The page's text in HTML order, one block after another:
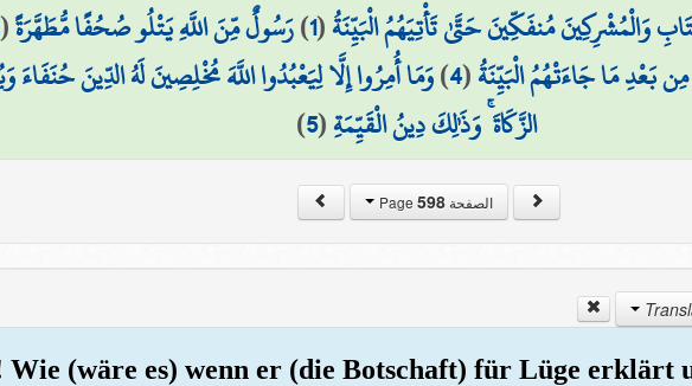
مُنفَكِّينَ حَتَّىٰ تَأْتِيَهُمُ الْبَيِّنَةُ(
1
)رَسُولٌ مِّنَ اللَّهِ يَتْلُو صُحُفًا مُّطَهَّرَةً(
بَعْدِ مَا جَاءَتْهُمُ الْبَيِّنَةُ(
4
)وَمَا أُمِرُوا إِلَّا لِيَعْبُدُوا اللَّهَ مُخْلِصِينَ لَهُ الدِّينَ حُنَفَاءَ
الزَّكَاةَ ۚ وَذَٰلِكَ دِينُ الْقَيِّمَةِ(
5
)
الصفحة Page598
Wie (wäre es) wenn er (die Botschaft) für Lüge erklärt